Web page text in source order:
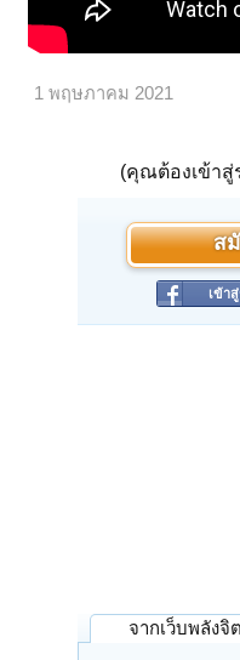
1 พฤษภาคม 2021
(คุณต้องเข้าสู่
ส
เข้า
จากเว็บพลังจิต